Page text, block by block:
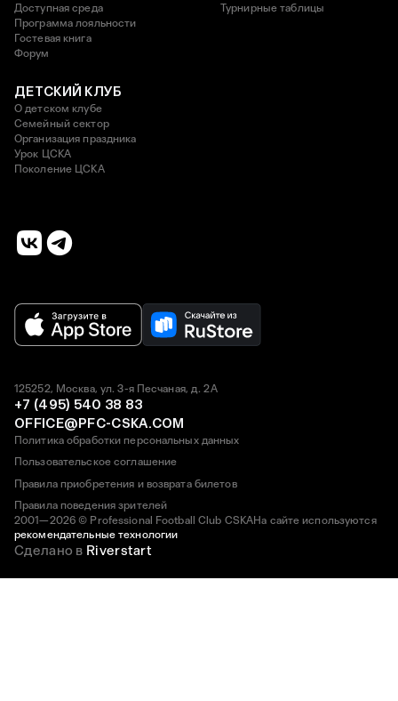
Доступная среда
Программа лояльности
Гостевая книга
Форум
Турнирные таблицы
ДЕТСКИЙ КЛУБ
О детском клубе
Семейный сектор
Организация праздника
Урок ЦСКА
Поколение ЦСКА
2001—2026 © Professional Football Club CSKAНа сайте используются
рекомендательные технологии
125252, Москва, ул. 3-я Песчаная, д. 2А
+7 (495) 540 38 83
OFFICE@PFC-CSKA.COM
Политика обработки персональных данных
Пользовательское соглашение
Правила приобретения и возврата билетов
Правила поведения зрителей
Сделано в Riverstart